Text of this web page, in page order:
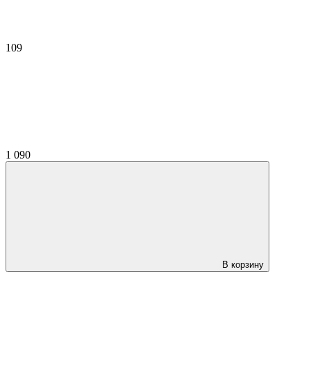
109
1 090
В корзину